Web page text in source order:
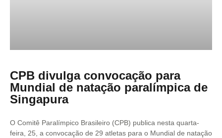
CPB divulga convocação para
Mundial de natação paralímpica de
Singapura
O Comitê Paralímpico Brasileiro (CPB) publica nesta quarta-
feira, 25, a convocação de 29 atletas para o Mundial de natação